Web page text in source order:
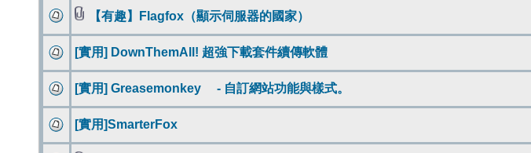
【有趣】Flagfox（顯示伺服器的國家）
[實用] DownThemAll! 超強下載套件續傳軟體
[實用] Greasemonkey - 自訂網站功能與樣式。
[實用]SmarterFox